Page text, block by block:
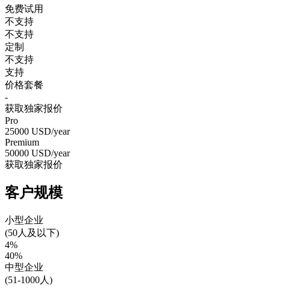
免费试用
不支持
不支持
定制
不支持
支持
价格套餐
-
获取独家报价
Pro
25000 USD/year
Premium
50000 USD/year
获取独家报价
客户规模
小型企业
(50人及以下)
4%
40%
中型企业
(51-1000人)